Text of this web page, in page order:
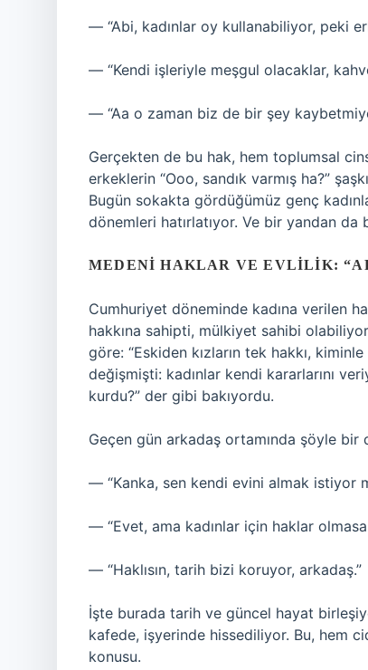
— “Abi, kadınlar oy kullanabiliyor, peki
— “Kendi işleriyle meşgul olacaklar,
— “Aa o zaman biz de bir şey
Gerçekten de bu hak, hem toplumsal
erkeklerin “Ooo, sandık varmış ha?”
Bugün sokakta gördüğümüz genç
dönemleri hatırlatıyor. Ve bir yandan
MEDENI HAKLAR VE EVLILIK:
Cumhuriyet döneminde kadına verilen
hakkına sahipti, mülkiyet sahibi
göre: “Eskiden kızların tek hakkı,
değişmişti: kadınlar kendi kararlarını
kurdu?” der gibi bakıyordu.
Geçen gün arkadaş ortamında şöyle bir
— “Kanka, sen kendi evini almak istiyor
— “Evet, ama kadınlar için haklar olmasa
— “Haklısın, tarih bizi koruyor, arkadaş.”
İşte burada tarih ve güncel hayat
kafede, işyerinde hissediliyor. Bu, hem
konusu.